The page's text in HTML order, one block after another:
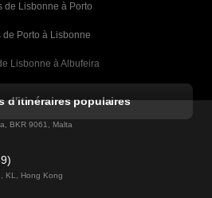
de Lisbonne à Porto
de Porto à Lisbonne
Lisbonne à Albufeira
Lisbonne à Lagos
Lisbonne à Madrid
d'itinéraires populaires
BKR 9061, Malta
KL, Hong Kong